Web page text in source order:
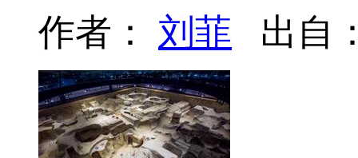
作者： 刘菲 出自